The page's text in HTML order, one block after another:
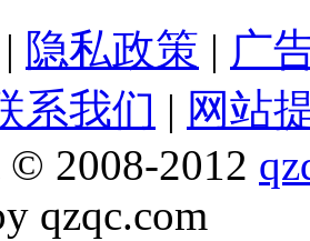
| 隐私政策 | 广
系我们 | 网站
2008-2012
qzqc.com